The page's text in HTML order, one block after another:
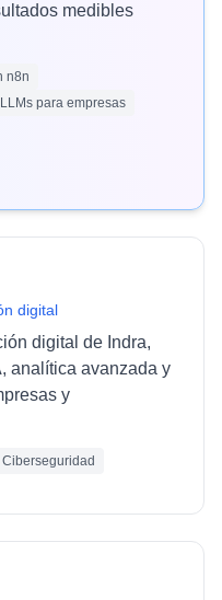
medibles
n8n
LLMs para empresas
digital
digital de Indra,
analítica avanzada y
y
Ciberseguridad